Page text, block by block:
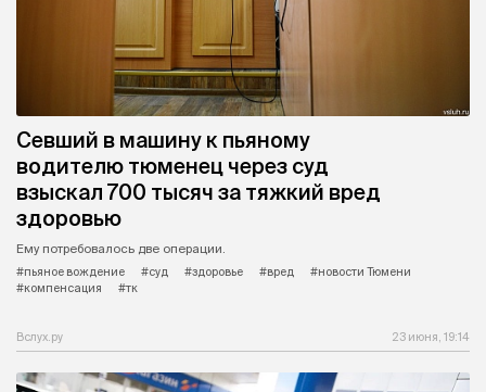
Севший в машину к пьяному
водителю тюменец через суд
взыскал 700 тысяч за тяжкий вред
здоровью
Ему потребовалось две операции.
#пьяное вождение
#суд #здоровье #вред
#новости Тюмени
#компенсация
#тк
Вслух.ру 23 июня, 19:14